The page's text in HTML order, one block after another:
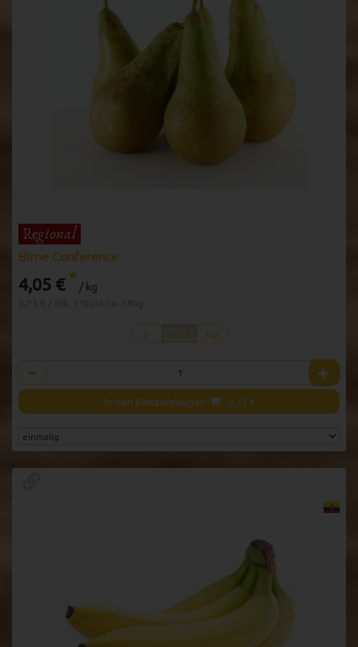
Birne Conference
4,05 € * / kg
g Stück Kg
Anzahl
In den Einkaufswagen 0,73 €